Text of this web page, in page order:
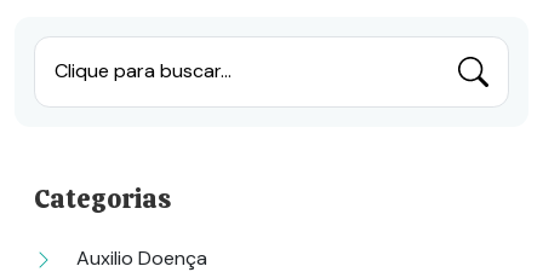
Clique para buscar...
Categorias
Auxilio Doença